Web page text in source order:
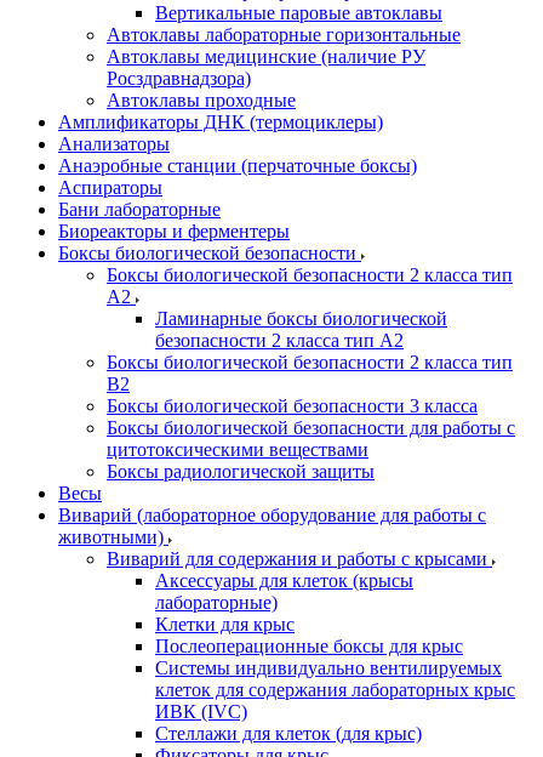
Вертикальные паровые автоклавы
Автоклавы лабораторные горизонтальные
Автоклавы медицинские (наличие РУ
Росздравнадзора)
Автоклавы проходные
Амплификаторы ДНК (термоциклеры)
Анализаторы
Анаэробные станции (перчаточные боксы)
Аспираторы
Бани лабораторные
Биореакторы и ферментеры
Боксы биологической безопасности
Боксы биологической безопасности 2 класса тип
A2
Ламинарные боксы биологической
безопасности 2 класса тип A2
Боксы биологической безопасности 2 класса тип
B2
Боксы биологической безопасности 3 класса
Боксы биологической безопасности для работы с
цитотоксическими веществами
Боксы радиологической защиты
Весы
Виварий (лабораторное оборудование для работы с
животными)
Виварий для содержания и работы с крысами
Аксессуары для клеток (крысы
лабораторные)
Клетки для крыс
Послеоперационные боксы для крыс
Системы индивидуально вентилируемых
клеток для содержания лабораторных крыс
ИВК (IVC)
Стеллажи для клеток (для крыс)